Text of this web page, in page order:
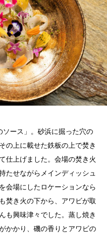
ース」。砂浜に掘った穴の
の上に載せた鉄板の上で焚き
仕上げました。会場の焚き火
たせながらメインディッシュ
会場にしたロケーションなら
焚き火の下から、アワビが取
も興味津々でした。蒸し焼き
かかり、磯の香りとアワビの